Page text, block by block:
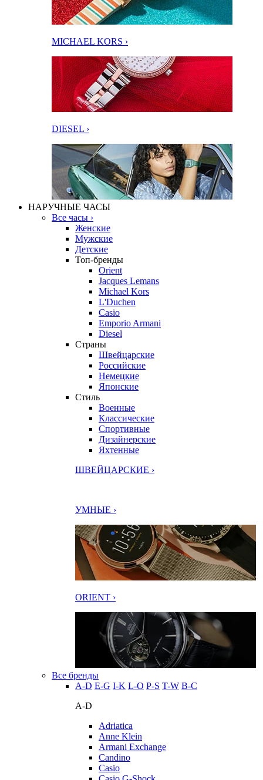
MICHAEL KORS ›
DIESEL ›
НАРУЧНЫЕ ЧАСЫ
Все часы ›
Женские
Мужские
Детские
Топ-бренды
Orient
Jacques Lemans
Michael Kors
L'Duchen
Casio
Emporio Armani
Diesel
Страны
Швейцарские
Российские
Немецкие
Японские
Стиль
Военные
Классические
Спортивные
Дизайнерские
Яхтенные
ШВЕЙЦАРСКИЕ ›
УМНЫЕ ›
ORIENT ›
Все бренды
A-D E-G I-K L-O P-S T-W В-С
A-D
Adriatica
Anne Klein
Armani Exchange
Candino
Casio